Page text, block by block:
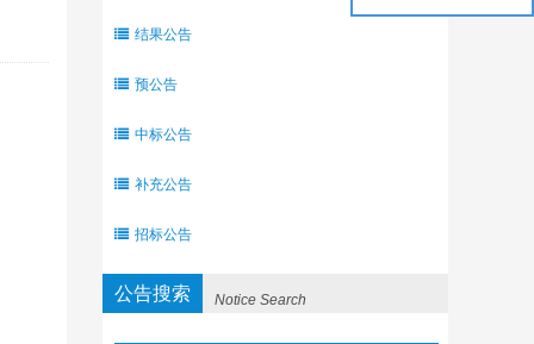
结果公告
预公告
中标公告
补充公告
招标公告
公告搜索 Notice Search